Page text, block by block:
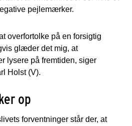
pejlemærker.
overfortolke på en forsigtig
glæder det mig, at
lysere på fremtiden, siger
Holst (V).
op
forventninger står der, at